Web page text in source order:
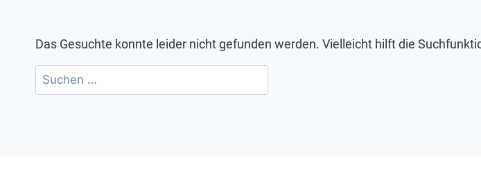
Das Gesuchte konnte leider nicht gefunden werden. Vielleicht hilft die